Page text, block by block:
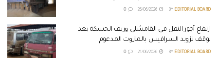
BY EDITORIAL BOARD
ارتفاع أجور النقل في القامشلي وريف الحسكة بعد
توقف تزويد السرافيس بالمازوت المدعوم
BY EDITORIAL BOARD